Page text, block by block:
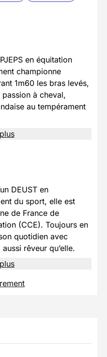
en équitation
championne
1m60 les bras levés,
à cheval,
au tempérament
DEUST en
du sport, elle est
de France de
(CCE). Toujours en
quotidien avec
rêveur qu’elle.